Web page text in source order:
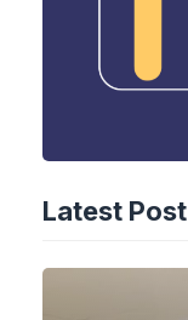
Latest Post